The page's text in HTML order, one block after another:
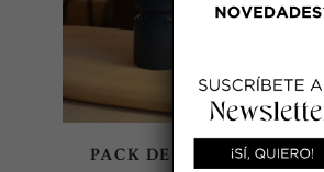
PACK DE MOLINILLOS L